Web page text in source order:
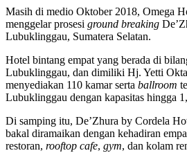
Masih di medio Oktober 2018, Omega
menggelar prosesi ground breaking
Lubuklinggau, Sumatera Selatan.
Hotel bintang empat yang berada di
Lubuklinggau, dan dimiliki Hj. Yetti
menyediakan 110 kamar serta ballroom
Lubuklinggau dengan kapasitas hingga
Di samping itu, De’Zhura by Cordela
bakal diramaikan dengan kehadiran
restoran, rooftop cafe, gym, dan kolam